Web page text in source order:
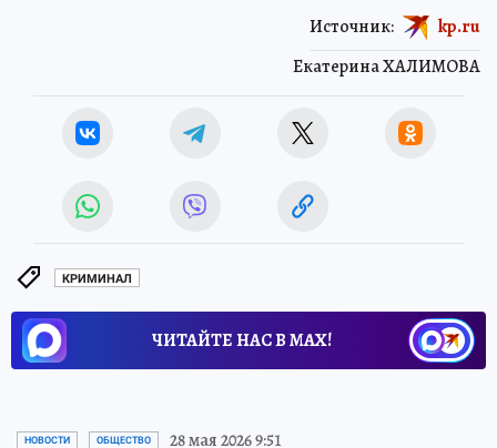
Екатерина ХАЛИМОВА
Источник: kp.ru
КРИМИНАЛ
ЧИТАЙТЕ НАС В МАХ!
НОВОСТИ ОБЩЕСТВО 28 мая 2026 9:51